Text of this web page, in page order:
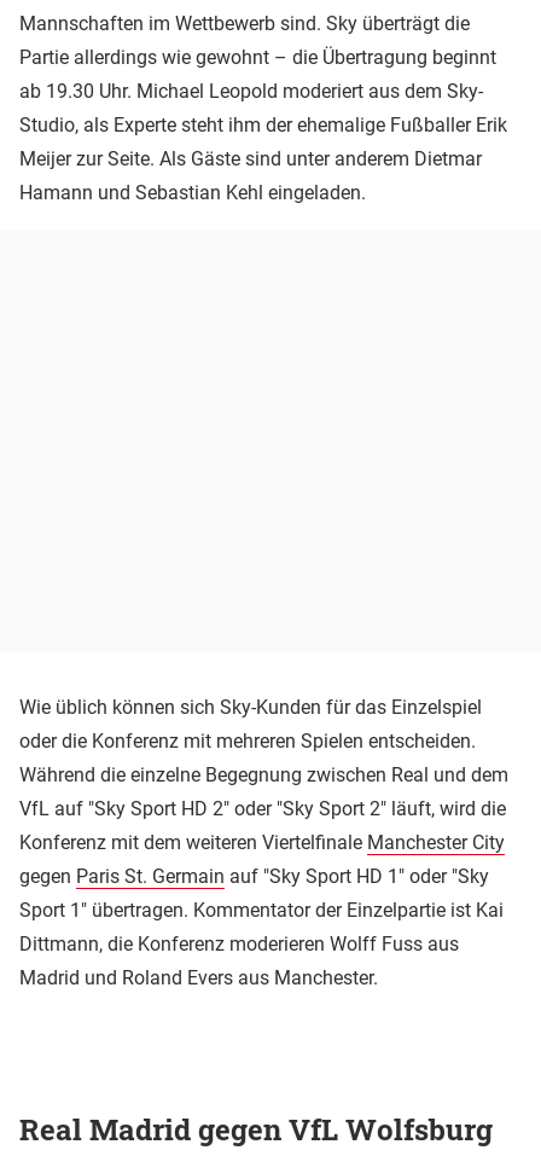
Mannschaften im Wettbewerb sind. Sky überträgt die
Partie allerdings wie gewohnt – die Übertragung beginnt
ab 19.30 Uhr. Michael Leopold moderiert aus dem Sky-
Studio, als Experte steht ihm der ehemalige Fußballer Erik
Meijer zur Seite. Als Gäste sind unter anderem Dietmar
Hamann und Sebastian Kehl eingeladen.
Wie üblich können sich Sky-Kunden für das Einzelspiel
oder die Konferenz mit mehreren Spielen entscheiden.
Während die einzelne Begegnung zwischen Real und dem
VfL auf "Sky Sport HD 2" oder "Sky Sport 2" läuft, wird die
Konferenz mit dem weiteren Viertelfinale Manchester City
gegen Paris St. Germain auf "Sky Sport HD 1" oder "Sky
Sport 1" übertragen. Kommentator der Einzelpartie ist Kai
Dittmann, die Konferenz moderieren Wolff Fuss aus
Madrid und Roland Evers aus Manchester.
Real Madrid gegen VfL Wolfsburg